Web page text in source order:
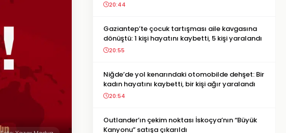
20:44
Gaziantep’te çocuk tartışması aile kavgasına
dönüştü: 1 kişi hayatını kaybetti, 5 kişi yaralandı
20:55
Niğde’de yol kenarındaki otomobilde dehşet: Bir
kadın hayatını kaybetti, bir kişi ağır yaralandı
20:54
Outlander’ın çekim noktası İskoçya’nın “Büyük
Kanyonu” satışa çıkarıldı